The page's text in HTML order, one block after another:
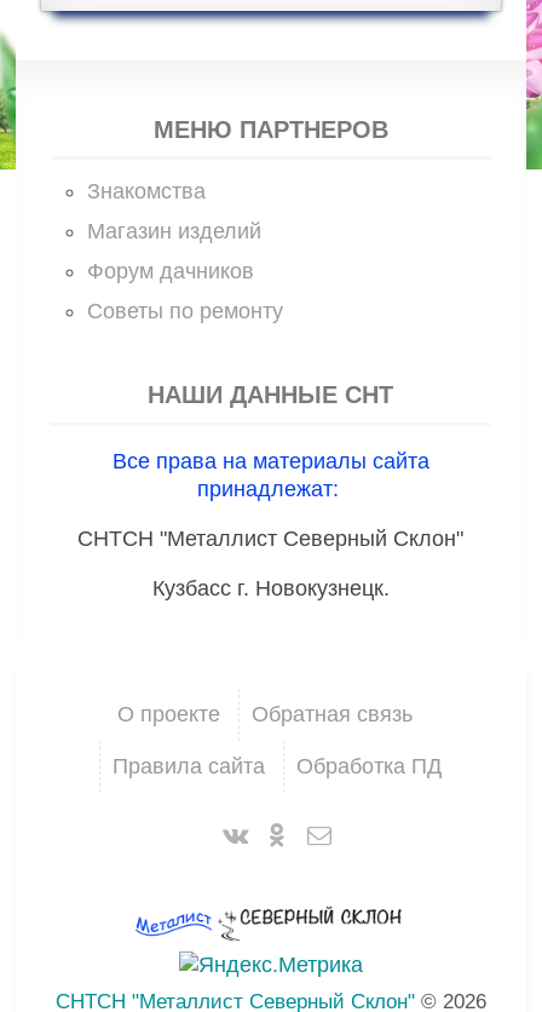
МЕНЮ ПАРТНЕРОВ
Знакомства
Магазин изделий
Форум дачников
Советы по ремонту
НАШИ ДАННЫЕ СНТ
Все права на материалы сайта
принадлежат:
СНТСН "Металлист Северный Склон"
Кузбасс г. Новокузнецк.
О проекте Обратная связь
Правила сайта Обработка ПД
СНТСН "Металлист Северный Склон"© 2026